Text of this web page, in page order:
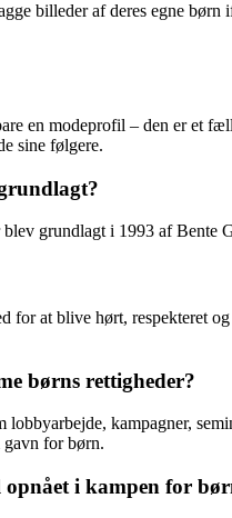
billeder af deres egne
en modeprofil – den er
sine følgere.
grundlagt i 1993 af
for at blive hørt, respekteret
børns rettigheder?
kampagner,
for børn.
i kampen for